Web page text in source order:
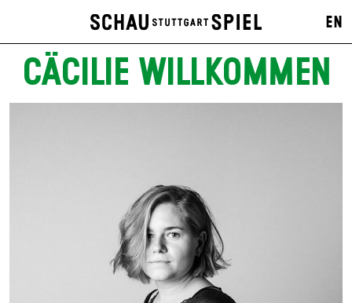
EN
CÄCILIE WILLKOMMEN